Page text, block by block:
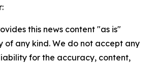
this news content "as is"
of any kind. We do not accept any
for the accuracy, content,